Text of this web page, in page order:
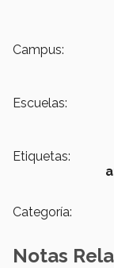
Campus:
Escuelas:
Etiquetas:
Categoría:
Notas